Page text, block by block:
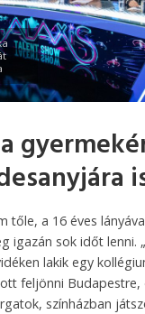
tőle, a 16 éves
igazán sok időt lenni.
lakik egy
feljönni Budapestre,
színházban